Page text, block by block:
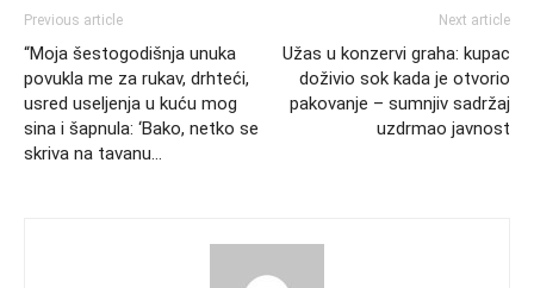
Previous article
“Moja šestogodišnja unuka
povukla me za rukav, drhteći,
usred useljenja u kuću mog
sina i šapnula: ‘Bako, netko se
skriva na tavanu…
Next article
Užas u konzervi graha: kupac
doživio sok kada je otvorio
pakovanje – sumnjiv sadržaj
uzdrmao javnost